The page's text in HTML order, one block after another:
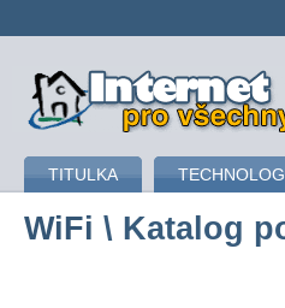
připojení k internetu
TITULKA
WiFi \ Katalog